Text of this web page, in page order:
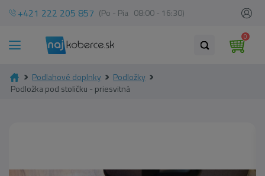
+421 222 205 857 (Po - Pia 08:00 - 16:30)
0
Podlahové doplnky
Podložky
Podložka pod stoličku - priesvitná